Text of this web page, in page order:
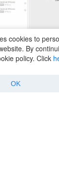
cookies to
By
policy. Click
OK